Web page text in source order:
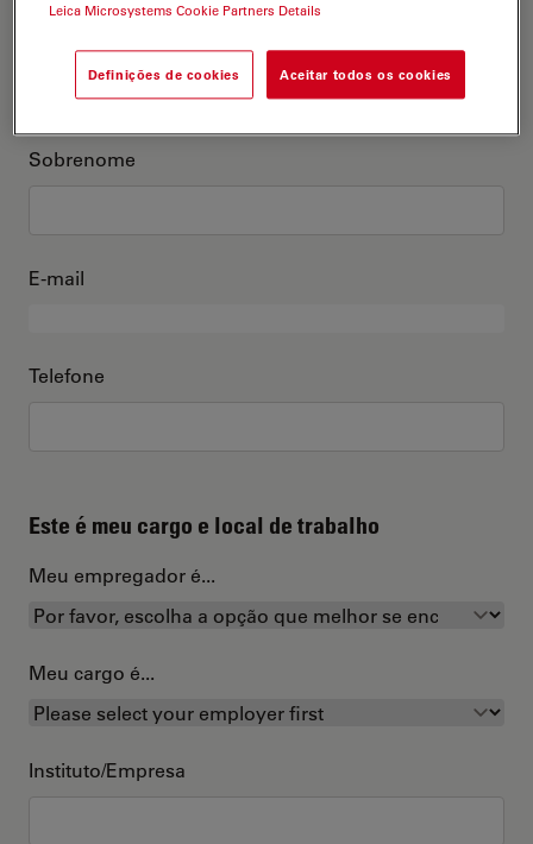
Sobrenome
E-mail
Telefone
Este é meu cargo e local de trabalho
Meu empregador é...
Meu cargo é...
Instituto/Empresa
Leica Microsystems Cookie Partners Details
Definições de cookies Aceitar todos os cookies